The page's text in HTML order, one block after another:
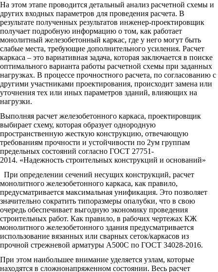
На этом этапе проводится детальный анализ расчетной схемы и
других входных параметров для проведения расчета. В
результате полученных результатов инженер-проектировщик
получает подробную информацию о том, как работает
монолитный железобетонный каркас, где у него могут быть
слабые места, требующие дополнительного усиления. Расчет
каркаса – это вариативная задача, которая заключается в поиске
оптимального варианта работы расчетной схемы при заданных
нагрузках. В процессе прочностного расчета, по согласованию с
другими участниками проектирования, происходит замена или
уточнения тех или иных параметров зданий, влияющих на
нагрузки.
Выполняя расчет железобетонного каркаса, проектировщик
выбирает схему, которая образует однородную
пространственную жесткую конструкцию, отвечающую
требованиям прочности и устойчивости по 2ум группам
предельных состояний согласно ГОСТ 27751-
2014. «Надежность строительных конструкций и оснований»
При определении сечений несущих конструкций, расчет
монолитного железобетонного каркаса, как правило,
предусматривается максимальная унификация. Это позволяет
значительно сократить типоразмеры опалубки, что в свою
очередь обеспечивает выгодную экономику проведения
строительных работ. Как правило, в рабочих чертежах КЖ
монолитного железобетонного здания предусматривается
использование вязанных или сварных сеток/каркасов из
прочной стрежневой арматуры А500С по ГОСТ 34028-2016.
При этом наибольшее внимание уделяется узлам, которые
находятся в сложнонапряженном состоянии. Весь расчет